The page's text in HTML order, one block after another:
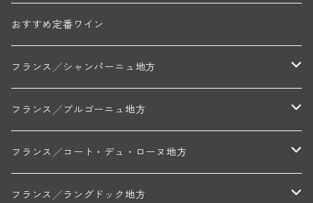
おすすめ定番ワイン
フランス╱シャンパーニュ地方
モンターニュ・ド・ランス
トリシェ・ディディエ
コート・デ・ブラン
ミッシェル・ジュネ
フランス╱ブルゴーニュ地方
シャブリ地区
プティ・ポンティニィ(シャブリ)
コート・ド・ニュイ地区
フランス╱コート・デュ・ローヌ地方
北部地区
フランス╱ラングドック地方